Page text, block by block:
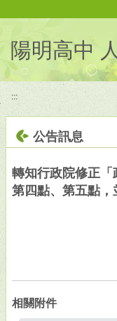
陽明高中
:::
公告訊息
轉知行政院修正「
第四點、第五點
相關附件